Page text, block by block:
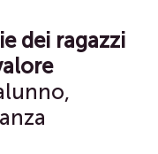
dei ragazzi